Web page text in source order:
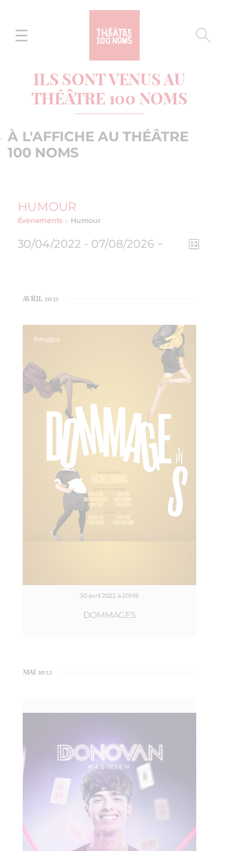
menu
ILS SONT VENUS AU
THÉÂTRE 100 NOMS
À L'AFFICHE AU THÉÂTRE
100 NOMS
HUMOUR
Évènements Humour
Liste
30/04/2022 - 07/08/2026
AVRIL 2022
30 avril 2022 à 20h15
DOMMAGES
MAI 2022